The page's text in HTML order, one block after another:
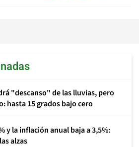
"descanso" de las lluvias, pero
hasta 15 grados bajo cero
y la inflación anual baja a 3,5%:
alzas